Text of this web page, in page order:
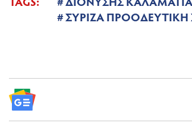
ΣΥΡΙΖΑ